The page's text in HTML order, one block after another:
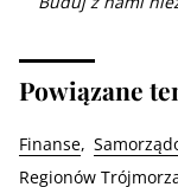
Powiązane
Finanse
Regionów